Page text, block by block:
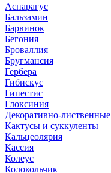
Аспарагус
Бальзамин
Барвинок
Бегония
Броваллия
Бругмансия
Гербера
Гибискус
Гипестис
Глоксиния
Декоративно-лиственные
Кактусы и суккуленты
Кальцеолярия
Кассия
Колеус
Колокольчик